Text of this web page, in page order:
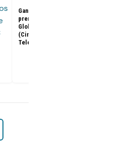
Ganadores
premios Golden
Globes 2023
(Cine y
Televisión)